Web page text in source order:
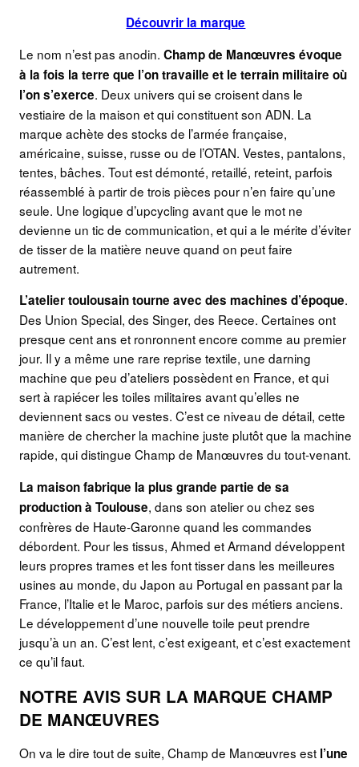
Découvrir la marque
Le nom n’est pas anodin. Champ de Manœuvres évoque
à la fois la terre que l’on travaille et le terrain militaire où
l’on s’exerce. Deux univers qui se croisent dans le
vestiaire de la maison et qui constituent son ADN. La
marque achète des stocks de l’armée française,
américaine, suisse, russe ou de l’OTAN. Vestes, pantalons,
tentes, bâches. Tout est démonté, retaillé, reteint, parfois
réassemblé à partir de trois pièces pour n’en faire qu’une
seule. Une logique d’upcycling avant que le mot ne
devienne un tic de communication, et qui a le mérite d’éviter
de tisser de la matière neuve quand on peut faire
autrement.
L’atelier toulousain tourne avec des machines d’époque.
Des Union Special, des Singer, des Reece. Certaines ont
presque cent ans et ronronnent encore comme au premier
jour. Il y a même une rare reprise textile, une darning
machine que peu d’ateliers possèdent en France, et qui
sert à rapiécer les toiles militaires avant qu’elles ne
deviennent sacs ou vestes. C’est ce niveau de détail, cette
manière de chercher la machine juste plutôt que la machine
rapide, qui distingue Champ de Manœuvres du tout-venant.
La maison fabrique la plus grande partie de sa
production à Toulouse, dans son atelier ou chez ses
confrères de Haute-Garonne quand les commandes
débordent. Pour les tissus, Ahmed et Armand développent
leurs propres trames et les font tisser dans les meilleures
usines au monde, du Japon au Portugal en passant par la
France, l’Italie et le Maroc, parfois sur des métiers anciens.
Le développement d’une nouvelle toile peut prendre
jusqu’à un an. C’est lent, c’est exigeant, et c’est exactement
ce qu’il faut.
NOTRE AVIS SUR LA MARQUE CHAMP
DE MANŒUVRES
On va le dire tout de suite, Champ de Manœuvres est l’une